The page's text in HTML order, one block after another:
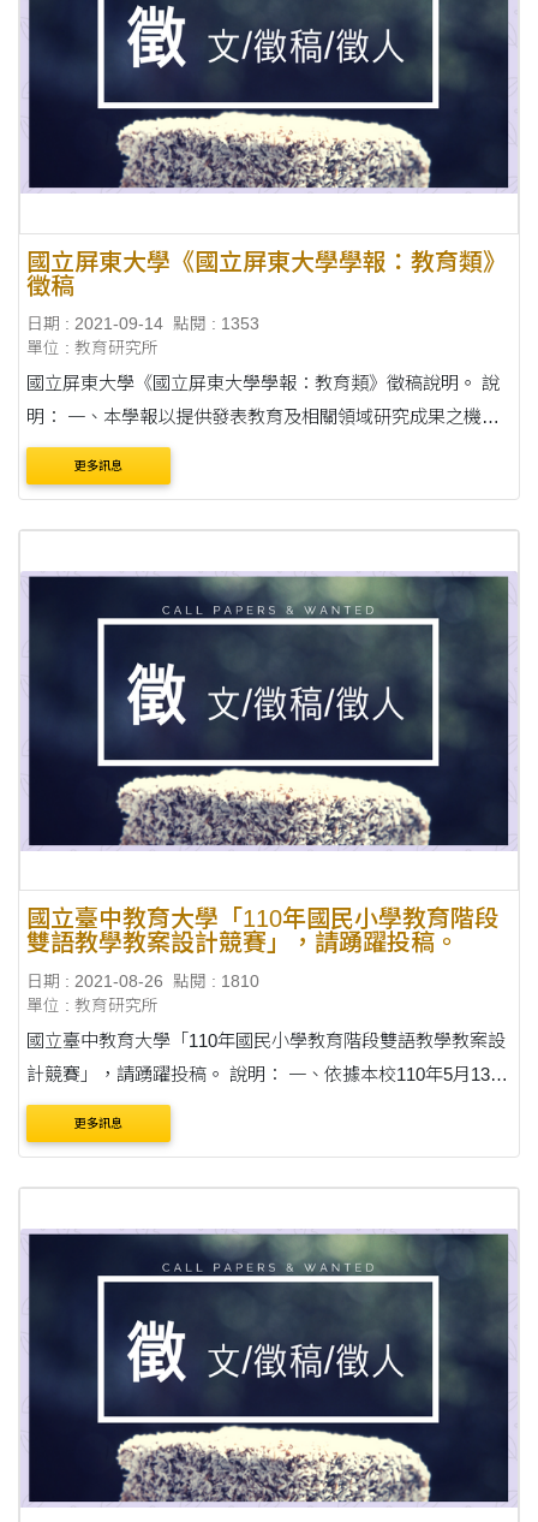
國立屏東大學《國立屏東大學學報：教育類》
徵稿
日期 : 2021-09-14 點閱 : 1353
單位 : 教育研究所
國立屏東大學《國立屏東大學學報：教育類》徵稿說明。 說
明： 一、本學報以提供發表教育及相關領域研究成果之機會
為宗旨，促進學術與實務之交流。徵稿主題以教育相關之學
術性論著為主，歡迎相關領域教師、研究生及....
更多訊息
國立臺中教育大學「110年國民小學教育階段
雙語教學教案設計競賽」，請踴躍投稿。
日期 : 2021-08-26
點閱 : 1810
單位 : 教育研究所
國立臺中教育大學「110年國民小學教育階段雙語教學教案設
計競賽」，請踴躍投稿。 說明： 一、依據本校110年5月13日
臺中大學英語字第1103060317號函（諒達）辦理。 二、為配
合行政院2030雙語國家政策，強化國小職前教師各領....
更多訊息